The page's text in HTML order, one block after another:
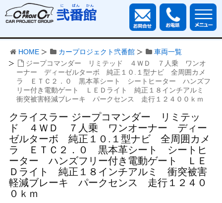
HOME カープロジェクト弐番館
車両一覧
ジープコマンダー リミテッド ４ＷＤ ７人乗 ワンオ
ーナー ディーゼルターボ 純正１０.１型ナビ 全周囲カメ
ラ ＥＴＣ２．０ 黒本革シート シートヒーター ハンズフ
リー付き電動ゲート ＬＥＤライト 純正１８インチアルミ
衝突被害軽減ブレーキ パークセンス 走行１２４００ｋｍ
クライスラー ジープコマンダー リミテッ
ド ４ＷＤ ７人乗 ワンオーナー ディー
ゼルターボ 純正１０.１型ナビ 全周囲カメ
ラ ＥＴＣ２．０ 黒本革シート シートヒ
ーター ハンズフリー付き電動ゲート ＬＥ
Ｄライト 純正１８インチアルミ 衝突被害
軽減ブレーキ パークセンス 走行１２４０
０ｋｍ